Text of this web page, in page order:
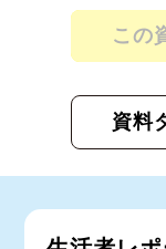
この
資料